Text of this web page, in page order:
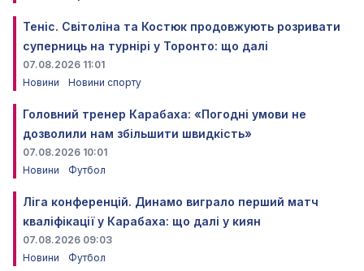
Теніс. Світоліна та Костюк продовжують розривати
суперниць на турнірі у Торонто: що далі
07.08.2026 11:01
Новини
Новини спорту
Головний тренер Карабаха: «Погодні умови не
дозволили нам збільшити швидкість»
07.08.2026 10:01
Новини
Футбол
Ліга конференцій. Динамо виграло перший матч
кваліфікації у Карабаха: що далі у киян
07.08.2026 09:03
Новини
Футбол